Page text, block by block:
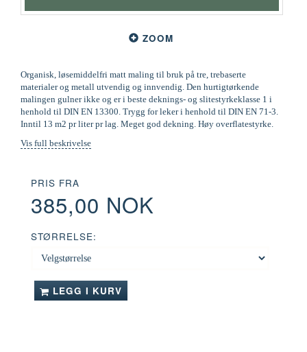
ZOOM
Organisk, løsemiddelfri matt maling til bruk på tre, trebaserte
materialer og metall utvendig og innvendig. Den hurtigtørkende
malingen gulner ikke og er i beste deknings- og slitestyrkeklasse 1 i
henhold til DIN EN 13300. Trygg for leker i henhold til DIN EN 71-3.
Inntil 13 m2 pr liter pr lag. Meget god dekning. Høy overflatestyrke.
Vis full beskrivelse
PRIS FRA
385,00 NOK
STØRRELSE:
LEGG I KURV